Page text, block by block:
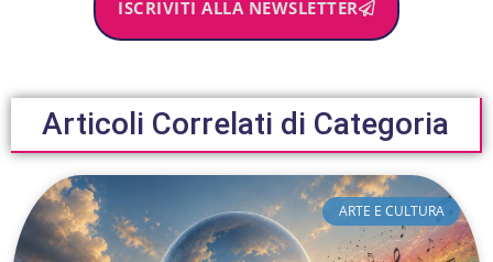
ISCRIVITI ALLA NEWSLETTER
Articoli Correlati di Categoria
ARTE E CULTURA